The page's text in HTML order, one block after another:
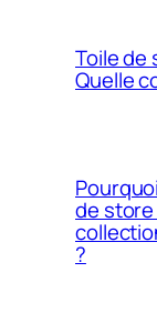
Toile de
Quelle
de
?